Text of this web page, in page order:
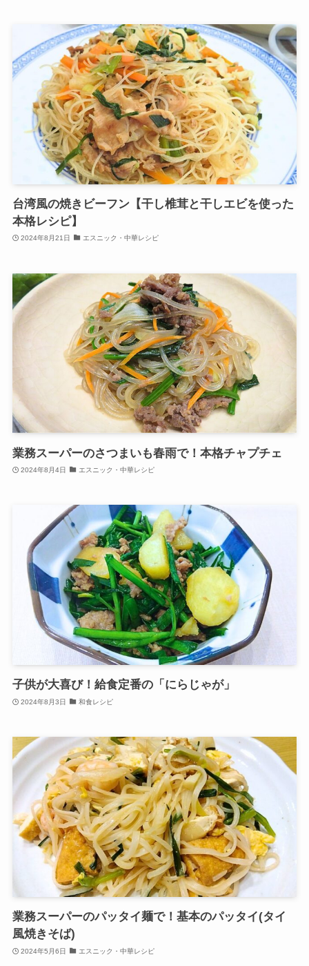
台湾風の焼きビーフン【干し椎茸と干しエビを使った
本格レシピ】
2024年8月21日 エスニック・中華レシピ
業務スーパーのさつまいも春雨で！本格チャプチェ
2024年8月4日 エスニック・中華レシピ
子供が大喜び！給食定番の「にらじゃが」
2024年8月3日 和食レシピ
業務スーパーのパッタイ麺で！基本のパッタイ(タイ
風焼きそば)
2024年5月6日 エスニック・中華レシピ